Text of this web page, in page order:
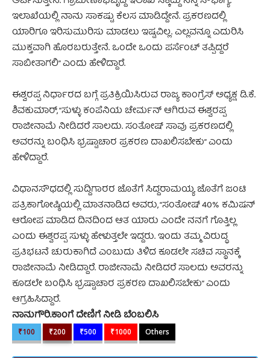
ಇಲಾಖೆಯಲ್ಲಿ ನಾನು ಸಾಕಷ್ಟು ಕೆಲಸ ಮಾಡಿದ್ದೇನೆ. ಪ್ರಕರಣದಲ್ಲಿ
ಯಾರಿಗೂ ಇರಿಸುಮುರಿಸು ಮಾಡಲು ಇಷ್ಟವಿಲ್ಲ. ಎಲ್ಲವನ್ನೂ ಎದುರಿಸಿ
ಮುಕ್ತವಾಗಿ ಹೊರಬರುತ್ತೇನೆ. ಒಂದೇ ಒಂದು ಪರ್ಸೆಂಟ್ ತಪ್ಪಿದ್ದರೆ
ಸಾಬೀತಾಗಲಿ” ಎಂದು ಹೇಳಿದ್ದಾರೆ.
ಈಶ್ವರಪ್ಪ ನಿರ್ಧಾರದ ಬಗ್ಗೆ ಪ್ರತಿಕ್ರಿಯಿಸಿರುವ ರಾಜ್ಯ ಕಾಂಗ್ರೆಸ್ ಅಧ್ಯಕ್ಷ ಡಿ.ಕೆ.
ಶಿವಕುಮಾರ್‌‌, “ಸುಳ್ಳು ಕಂಪೆನಿಯ ಚೇರ್ಮನ್ ಆಗಿರುವ ಈಶ್ವರಪ್ಪ
ರಾಜೀನಾಮೆ ನೀಡಿದರೆ ಸಾಲದು. ಸಂತೋಷ್ ಸಾವು ಪ್ರಕರಣದಲ್ಲಿ
ಅವರನ್ನು ಬಂಧಿಸಿ ಭ್ರಷ್ಟಾಚಾರ ಪ್ರಕರಣ ದಾಖಲಿಸಬೇಕು” ಎಂದು
ಹೇಳಿದ್ದಾರೆ.
ವಿಧಾನಸೌಧದಲ್ಲಿ ಸುದ್ದಿಗಾರರ ಜೊತೆಗೆ ಸಿದ್ದರಾಮಯ್ಯ ಜೊತೆಗೆ ಜಂಟಿ
ಪತ್ರಿಕಾಗೋಷ್ಠಿಯಲ್ಲಿ ಮಾತನಾಡಿದ ಅವರು, “ಸಂತೋಷ್ 40% ಕಮಿಷನ್
ಆರೋಪ ಮಾಡಿದ ದಿನದಿಂದ ಆತ ಯಾರು ಎಂದೇ ನನಗೆ ಗೊತ್ತಿಲ್ಲ
ಎಂದು ಈಶ್ವರಪ್ಪ ಸುಳ್ಳು ಹೇಳುತ್ತಲೇ ಇದ್ದರು. ಇಂದು ತಮ್ಮ ವಿರುದ್ಧ
ಪ್ರತಿಭಟನೆ ಚುರುಕಾಗಿದೆ ಎಂಬುದು ತಿಳಿದ ಕೂಡಲೇ ಸಚಿವ ಸ್ಥಾನಕ್ಕೆ
ರಾಜೀನಾಮೆ ನೀಡಿದ್ದಾರೆ. ರಾಜೀನಾಮೆ ನೀಡಿದರೆ ಸಾಲದು ಅವರನ್ನು
ಕೂಡಲೇ ಬಂಧಿಸಿ ಭ್ರಷ್ಟಾಚಾರ ಪ್ರಕರಣ ದಾಖಲಿಸಬೇಕು” ಎಂದು
ಆಗ್ರಹಿಸಿದ್ದಾರೆ.
ನಾನುಗೌರಿ.ಕಾಂಗೆ ದೇಣಿಗೆ ನೀಡಿ ಬೆಂಬಲಿಸಿ
₹100 ₹200 ₹500 ₹1000 Others